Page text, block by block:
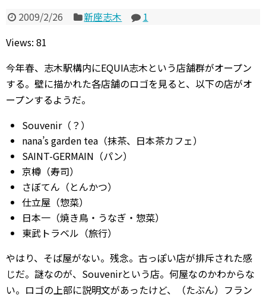
2009/2/26 新座志木
1
Views: 81
今年春、志木駅構内にEQUIA志木という店舗群がオープン
する。壁に描かれた各店舗のロゴを見ると、以下の店がオ
ープンするようだ。
Souvenir（？）
nana’s garden tea（抹茶、日本茶カフェ）
SAINT-GERMAIN（パン）
京樽（寿司）
さぼてん（とんかつ）
仕立屋（惣菜）
日本一（焼き鳥・うなぎ・惣菜）
東武トラベル（旅行）
やはり、そば屋がない。残念。古っぽい店が排斥された感
じだ。謎なのが、Souvenirという店。何屋なのかわからな
い。ロゴの上部に説明文があったけど、（たぶん）フラン